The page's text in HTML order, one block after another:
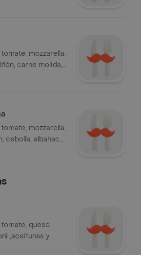
mozzarella,
carne molida,
8 slices
mozzarella,
cebolla, albahaca,
8 slices
queso
,aceitunas y